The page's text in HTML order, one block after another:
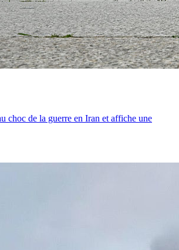
choc de la guerre en Iran et affiche une